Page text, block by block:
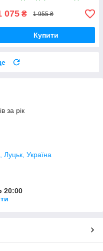
075 ₴ 1 955 ₴
Купити
за рік
Україна
20:00